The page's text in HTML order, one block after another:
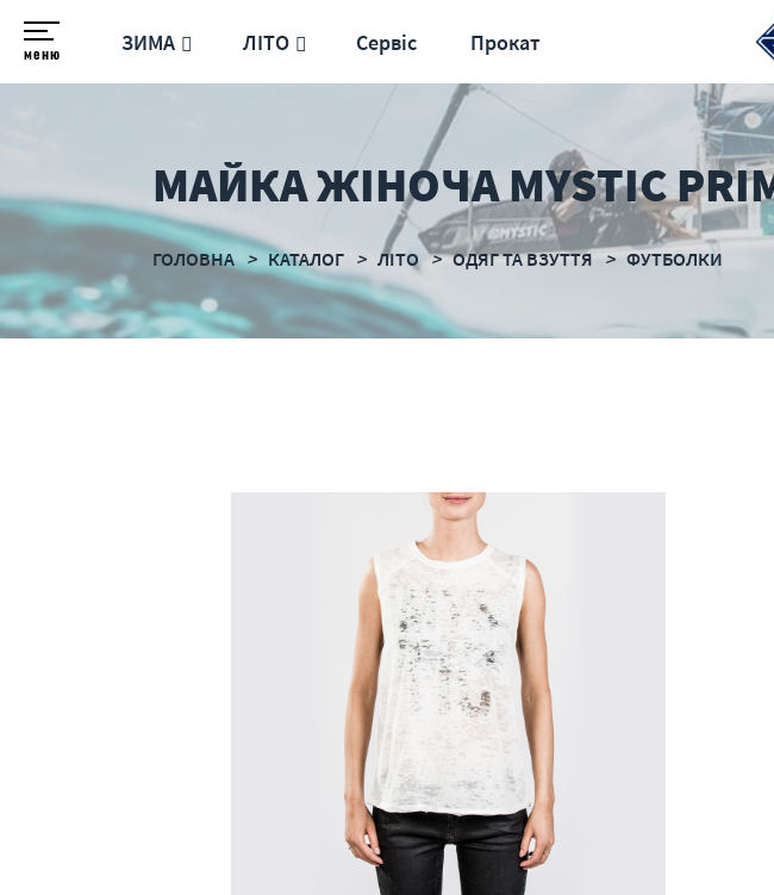
меню ЗИМА ЛІТО Сервіс Прокат
МАЙКА ЖІНОЧА MYSTIC
ГОЛОВНА КАТАЛОГ ЛІТО ОДЯГ ТА ВЗУТТЯ ФУТБОЛКИ